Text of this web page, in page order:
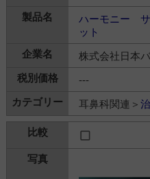
ハーモニー
ット
株式会社日本
---
耳鼻科関連＞